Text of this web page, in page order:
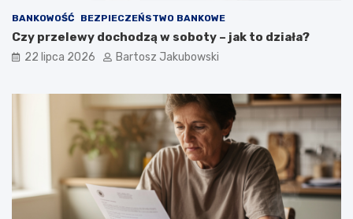
BANKOWOŚĆ BEZPIECZEŃSTWO BANKOWE
Czy przelewy dochodzą w soboty – jak to działa?
22 lipca 2026 Bartosz Jakubowski